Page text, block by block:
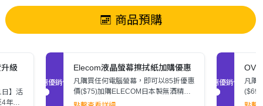
商品預購
級
】活
年保
促銷優惠
Elecom液晶螢幕擦拭紙加購優惠
凡購買任何電腦螢幕，即可以85折優惠
價($75)加購ELECOM日本製無酒精液
晶螢幕擦拭紙(80張)。
促銷優惠
凡購
($69/
潔消